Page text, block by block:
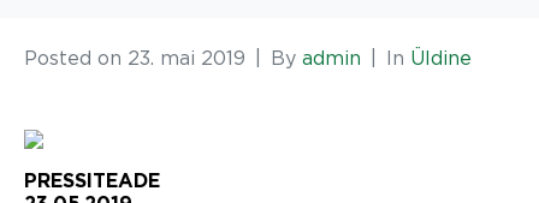
Posted on 23. mai 2019 By admin In Üldine
PRESSITEADE